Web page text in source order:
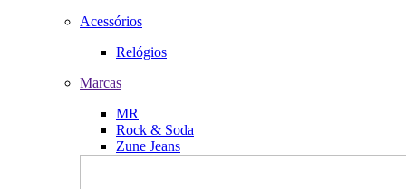
Acessórios
Relógios
Marcas
MR
Rock & Soda
Zune Jeans